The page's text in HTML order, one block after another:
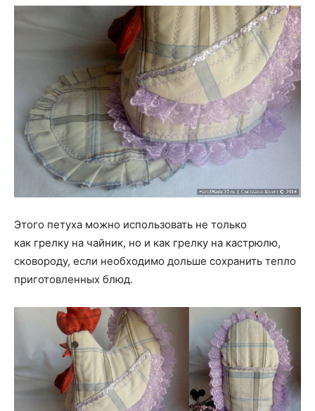
Этого петуха можно использовать не только
как грелку на чайник, но и как грелку на кастрюлю,
сковороду, если необходимо дольше сохранить тепло
приготовленных блюд.